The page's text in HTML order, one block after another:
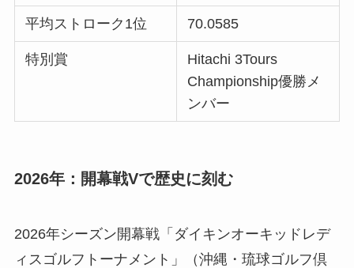
平均ストローク1位 70.0585
特別賞
Hitachi 3Tours
Championship優勝メ
ンバー
2026年：開幕戦Vで歴史に刻む
2026年シーズン開幕戦「ダイキンオーキッドレデ
ィスゴルフトーナメント」（沖縄・琉球ゴルフ倶